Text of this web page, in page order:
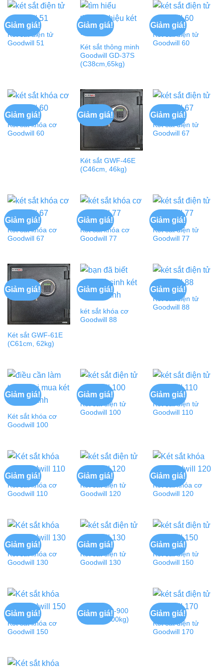
Giảm giá!
Két sắt điện tử
Goodwill 51
Giảm giá!
Két sắt thông minh
Goodwill GD-37S
(C38cm,65kg)
Giảm giá!
Két sắt điện tử
Goodwill 60
Giảm giá!
Két sắt khóa cơ
Goodwill 60
Giảm giá!
Két sắt GWF-46E
(C46cm, 46kg)
Giảm giá!
Két sắt điện tử
Goodwill 67
Giảm giá!
Két sắt khóa cơ
Goodwill 67
Giảm giá!
Két sắt khóa cơ
Goodwill 77
Giảm giá!
Két sắt điện tử
Goodwill 77
Giảm giá!
Két sắt GWF-61E
(C61cm, 62kg)
Giảm giá!
két sắt khóa cơ
Goodwill 88
Giảm giá!
Két sắt điện tử
Goodwill 88
Giảm giá!
Két sắt khóa cơ
Goodwill 100
Giảm giá!
Két sắt điện tử
Goodwill 100
Giảm giá!
Két sắt điện tử
Goodwill 110
Giảm giá!
Két sắt khóa cơ
Goodwill 110
Giảm giá!
Két sắt điện tử
Goodwill 120
Giảm giá!
Két sắt khóa cơ
Goodwill 120
Giảm giá!
Két sắt khóa cơ
Goodwill 130
Giảm giá!
Két sắt điện tử
Goodwill 130
Giảm giá!
Két sắt điện tử
Goodwill 150
Giảm giá!
Két sắt khóa cơ
Goodwill 150
Giảm giá!
Két sắt DD-900
(C99cm,200kg)
Giảm giá!
Két sắt điện tử
Goodwill 170